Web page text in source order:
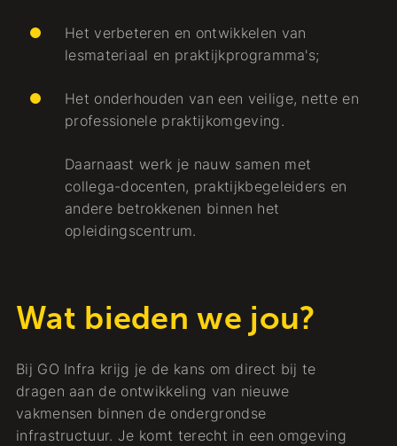
Het verbeteren en ontwikkelen van
lesmateriaal en praktijkprogramma's;
Het onderhouden van een veilige, nette en
professionele praktijkomgeving.
Daarnaast werk je nauw samen met
collega-docenten, praktijkbegeleiders en
andere betrokkenen binnen het
opleidingscentrum.
Wat bieden we jou?
Bij GO Infra krijg je de kans om direct bij te
dragen aan de ontwikkeling van nieuwe
vakmensen binnen de ondergrondse
infrastructuur. Je komt terecht in een omgeving